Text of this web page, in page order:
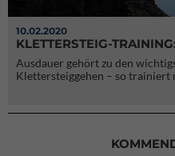
10.02.2020
KLETTERSTEIG-
Ausdauer gehört zu den
Klettersteiggehen – so trainiert